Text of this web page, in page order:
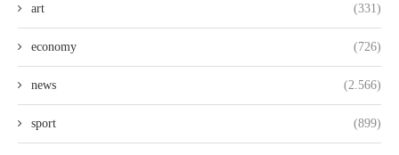
art (331)
economy (726)
news (2.566)
sport (899)